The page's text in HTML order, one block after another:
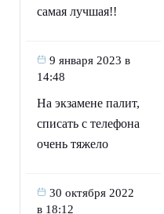
самая лучшая!!
9 января 2023 в
14:48
На экзамене палит,
списать с телефона
очень тяжело
30 октября 2022
в 18:12